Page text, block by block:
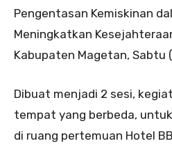
Pengentasan Kemiskinan
Meningkatkan
Kabupaten Magetan,
Dibuat menjadi 2 sesi,
tempat yang berbeda,
di ruang pertemuan Hotel